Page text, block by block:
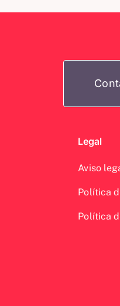
Legal
Aviso
Política
Política